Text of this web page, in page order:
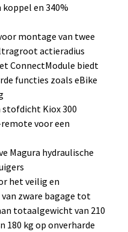
en 340%
montage van twee
actieradius
ConnectModule biedt
functies zoals eBike
Kiox 300
voor een
Magura hydraulische
het veilig en
zware bagage tot
totaalgewicht van 210
180 kg op onverharde